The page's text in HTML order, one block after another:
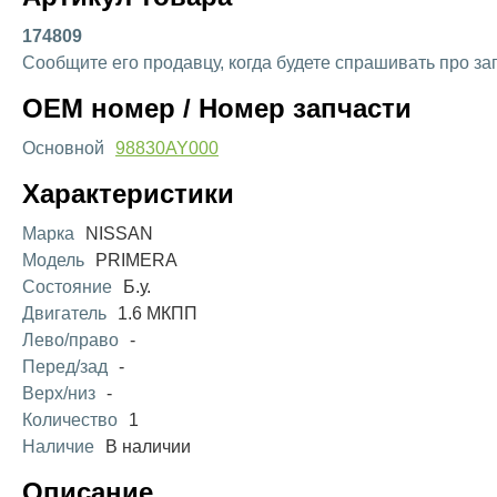
174809
Сообщите его продавцу, когда будете спрашивать про
OEM номер / Номер запчасти
Основной 98830AY000
Характеристики
Марка
NISSAN
Модель
PRIMERA
Состояние
Б.у.
Двигатель
1.6 МКПП
Лево/право -
Перед/зад
-
Верх/низ -
Количество
1
Наличие
В наличии